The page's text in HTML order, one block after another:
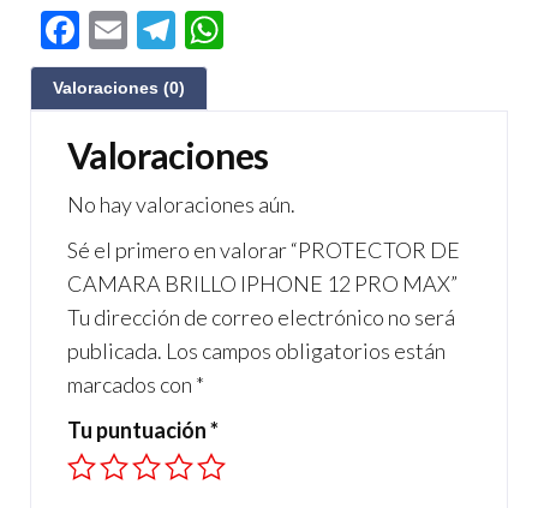
F
ac
e
b
o
o
k
E
m
ail
Te
le
gr
a
m
s
A
p
p
Valoraciones (0)
Valoraciones
No hay valoraciones aún.
Sé el primero en valorar “PROTECTOR DE
CAMARA BRILLO IPHONE 12 PRO MAX”
Tu dirección de correo electrónico no será
publicada. Los campos obligatorios están
marcados con *
Tu puntuación*